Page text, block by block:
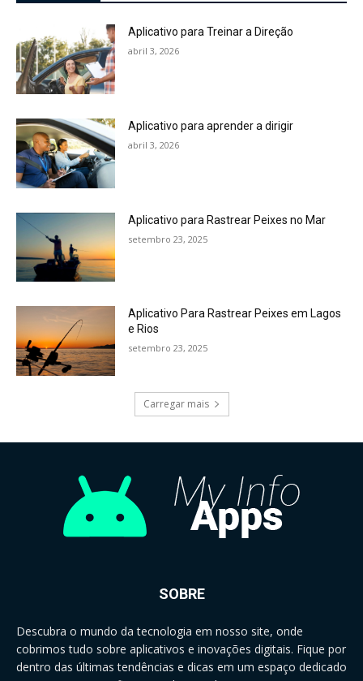
Aplicativo para Treinar a Direção
abril 3, 2026
Aplicativo para aprender a dirigir
abril 3, 2026
Aplicativo para Rastrear Peixes no Mar
setembro 23, 2025
Aplicativo Para Rastrear Peixes em Lagos
e Rios
setembro 23, 2025
Carregar mais
SOBRE
Descubra o mundo da tecnologia em nosso site, onde
cobrimos tudo sobre aplicativos e inovações digitais. Fique por
dentro das últimas tendências e dicas em um espaço dedicado